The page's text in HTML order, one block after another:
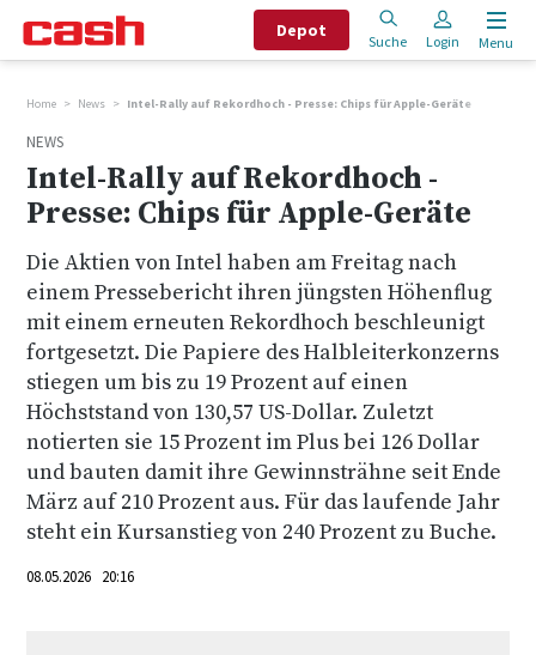
Depot
Suche Login Menu
Home News Intel-Rally auf Rekordhoch - Presse: Chips für Apple-Geräte
NEWS
Intel-Rally auf Rekordhoch -
Presse: Chips für Apple-Geräte
Die Aktien von Intel haben am Freitag nach
einem Pressebericht ihren jüngsten Höhenflug
mit einem erneuten Rekordhoch beschleunigt
fortgesetzt. Die Papiere des Halbleiterkonzerns
stiegen um bis zu 19 Prozent auf einen
Höchststand von 130,57 US-Dollar. Zuletzt
notierten sie 15 Prozent im Plus bei 126 Dollar
und bauten damit ihre Gewinnsträhne seit Ende
März auf 210 Prozent aus. Für das laufende Jahr
steht ein Kursanstieg von 240 Prozent zu Buche.
08.05.2026 20:16